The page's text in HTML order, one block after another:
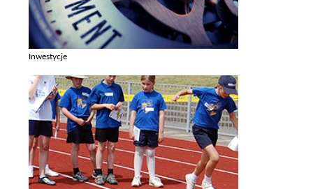
Inwestycje